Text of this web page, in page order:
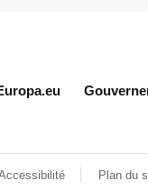
Plan du